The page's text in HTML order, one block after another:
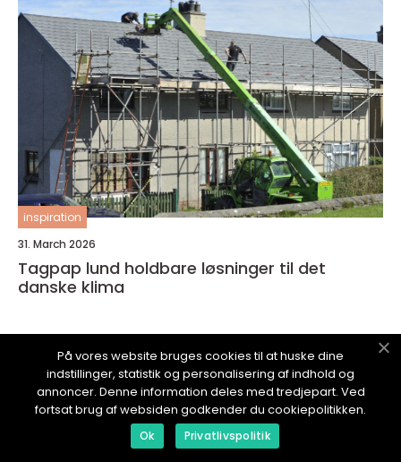
inspiration
31. March 2026
Tagpap lund holdbare løsninger til det
danske klima
ARTIKELLIV.dk
På vores website bruges cookies til at huske dine
indstillinger, statistik og personalisering af indhold og
annoncer. Denne information deles med tredjepart. Ved
fortsat brug af websiden godkender du cookiepolitikken.
Ok Privatlivspolitik